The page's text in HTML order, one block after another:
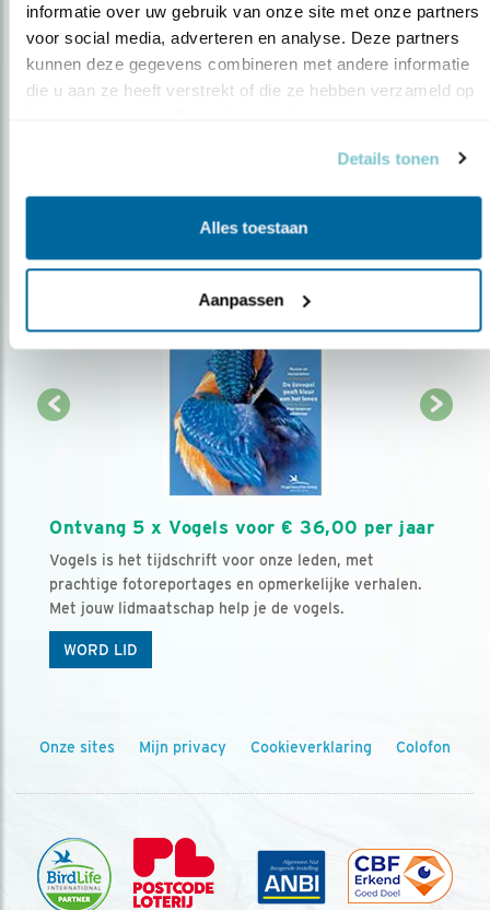
informatie over uw gebruik van onze site met onze partners
voor social media, adverteren en analyse. Deze partners
kunnen deze gegevens combineren met andere informatie
die u aan ze heeft verstrekt of die ze hebben verzameld op
Details tonen
Alles toestaan
Aanpassen
Meld je aan en ontvang nieuws, inspiratie, acties en tips
over vogels en activiteiten van Vogelbescherming.
Ontvang 5 x Vogels voor € 36,00 per jaar
Vogels is het tijdschrift voor onze leden, met
prachtige fotoreportages en opmerkelijke verhalen.
Met jouw lidmaatschap help je de vogels.
WORD LID
Onze sites Mijn privacy Cookieverklaring Colofon